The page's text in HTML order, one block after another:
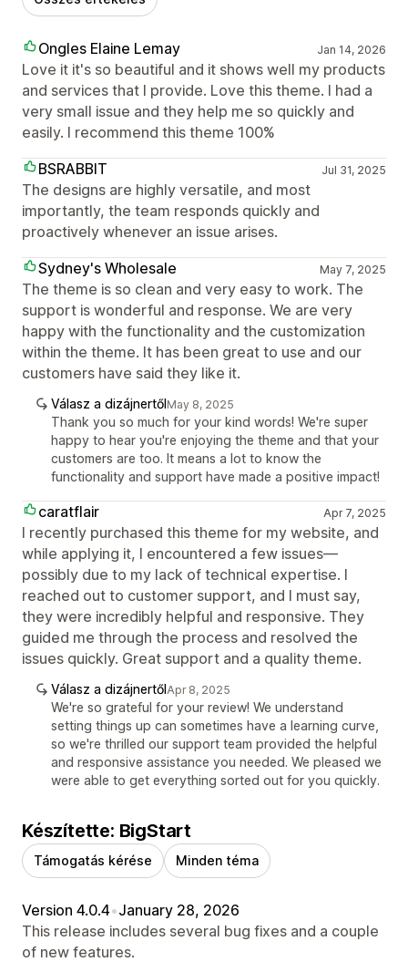
Ongles Elaine Lemay Jan 14, 2026
Love it it's so beautiful and it shows well my products
and services that I provide. Love this theme. I had a
very small issue and they help me so quickly and
easily. I recommend this theme 100%
BSRABBIT
Jul 31, 2025
The designs are highly versatile, and most
importantly, the team responds quickly and
proactively whenever an issue arises.
Sydney's Wholesale
May 7, 2025
The theme is so clean and very easy to work. The
support is wonderful and response. We are very
happy with the functionality and the customization
within the theme. It has been great to use and our
customers have said they like it.
Válasz a dizájnertőlMay 8, 2025
Thank you so much for your kind words! We're super
happy to hear you're enjoying the theme and that your
customers are too. It means a lot to know the
functionality and support have made a positive impact!
caratflair Apr 7, 2025
I recently purchased this theme for my website, and
while applying it, I encountered a few issues—
possibly due to my lack of technical expertise. I
reached out to customer support, and I must say,
they were incredibly helpful and responsive. They
guided me through the process and resolved the
issues quickly. Great support and a quality theme.
Válasz a dizájnertőlApr 8, 2025
We're so grateful for your review! We understand
setting things up can sometimes have a learning curve,
so we're thrilled our support team provided the helpful
and responsive assistance you needed. We pleased we
were able to get everything sorted out for you quickly.
Készítette: BigStart
Támogatás kérése Minden téma
Version 4.0.4•January 28, 2026
This release includes several bug fixes and a couple
of new features.